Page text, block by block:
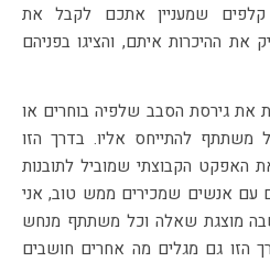
הקלפים הכתומים- בחרו 3 קלפים שמעניין אתכם לקבל את
את ההיכרות איתם, והציגו בפניהם
את גירסת הסבב שלפיה בוחרים או
משתתף להתייחס אליו. בדרך הזו
האפקט הקבוצתי שמוביל לתובנות
עם אנשים שמכירים ממש טוב, אני
מוצגת שאלה וכל משתתף מנחש
הזו גם מגלים מה אחרים חושבים